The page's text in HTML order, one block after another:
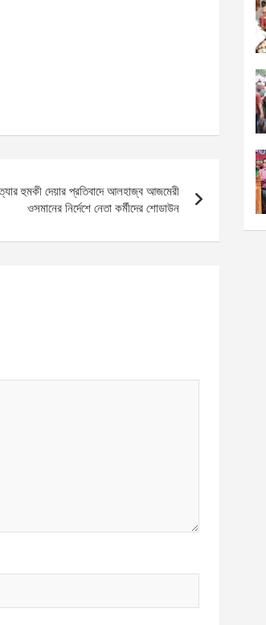
হুমকী দেয়ার প্রতিবাদে আলহাজ্ব আজমেরী
ওসমানের নির্দেশে নেতা কর্মীদের শোডাউন